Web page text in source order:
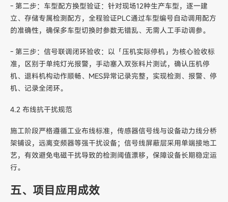
- 第二步：车型配方换型验证：针对现场12种生产车型，逐一建
立、存储专属检测配方，全程验证PLC通过车型编号自动调用配方
的准确性，确保多车型切换时参数无错乱、无需人工手动调参。
- 第三步：信号联调闭环验收：以「压机实际停机」为核心验收标
准，区别于单纯灯光报警，手动塞入双张料片测试，确认压机停
机、退料机构动作顺畅、MES异常记录完整，实现检测、报警、停
机、记录全闭环。
4.2 布线抗干扰规范
施工阶段严格遵循工业布线标准，传感器信号线与设备动力线分桥
架铺设，远离变频器等强干扰设备；信号线屏蔽层采用单端接地工
艺，有效避免电磁干扰导致的检测阈值漂移，保障设备长期稳定运
行。
五、项目应用成效